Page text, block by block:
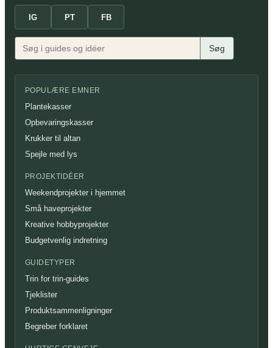
IG PT FB
Søg
POPULÆRE EMNER
Plantekasser
Opbevaringskasser
Krukker til altan
Spejle med lys
PROJEKTIDÉER
Weekendprojekter i hjemmet
Små haveprojekter
Kreative hobbyprojekter
Budgetvenlig indretning
GUIDETYPER
Trin for trin-guides
Tjeklister
Produktsammenligninger
Begreber forklaret